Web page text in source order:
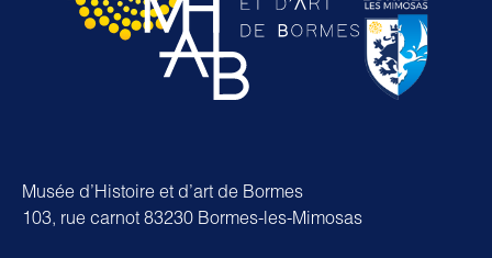
Musée d’Histoire et d’art de Bormes
103, rue carnot 83230 Bormes-les-Mimosas